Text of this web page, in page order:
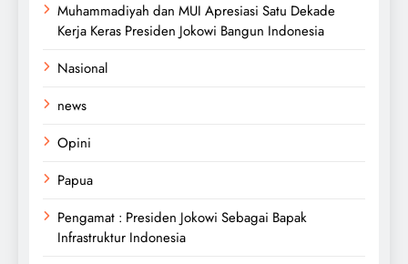
Muhammadiyah dan MUI Apresiasi Satu Dekade
Kerja Keras Presiden Jokowi Bangun Indonesia
Nasional
news
Opini
Papua
Pengamat : Presiden Jokowi Sebagai Bapak
Infrastruktur Indonesia